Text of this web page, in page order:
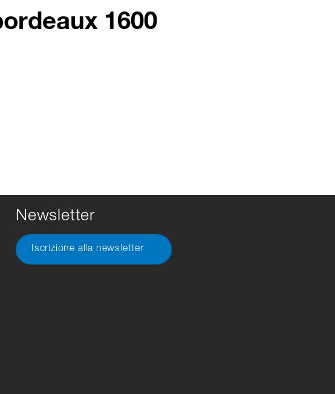
1600
Newsletter
Iscrizione alla newsletter